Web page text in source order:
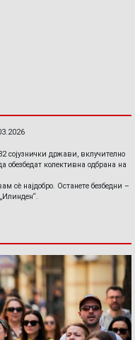
сојузнички држави, вклучително
обезбедат колективна одбрана на
сè најдобро. Останете безбедни –